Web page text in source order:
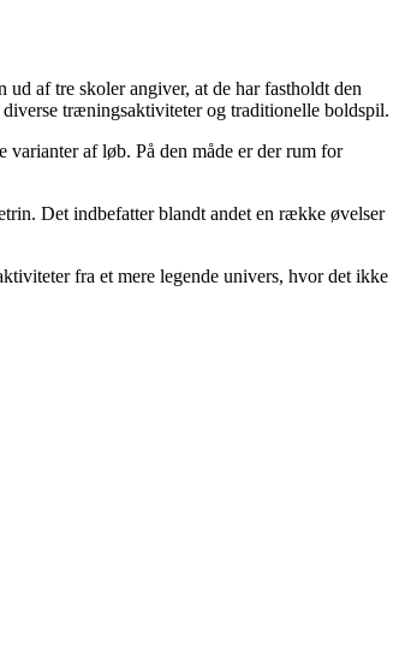
af tre skoler angiver, at de har fastholdt den
træningsaktiviteter og traditionelle boldspil.
varianter af løb. På den måde er der rum for
Det indbefatter blandt andet en række øvelser
fra et mere legende univers, hvor det ikke